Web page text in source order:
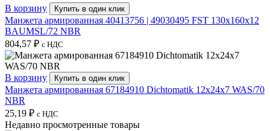
В корзину Купить в один клик
Манжета армированная 40413756 | 49030495 FST 130x160x12
BAUMSL/72 NBR
804,57 ₽ с НДС
В корзину Купить в один клик
Манжета армированная 67184910 Dichtomatik 12x24x7 WAS/70
NBR
25,19 ₽ с НДС
Недавно просмотренные товары